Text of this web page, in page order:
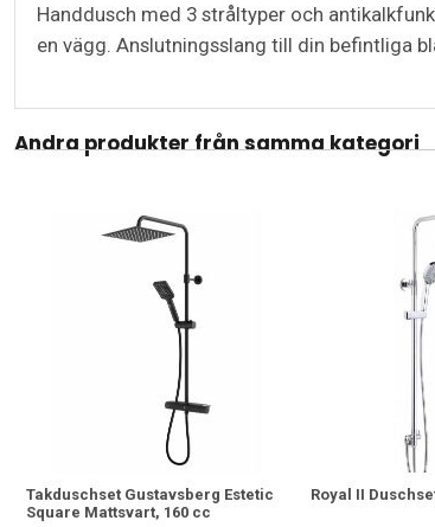
Handdusch med 3 stråltyper och
en vägg. Anslutningsslang till din befintliga
Andra produkter från samma kategori
Takduschset Gustavsberg Estetic
Square Mattsvart, 160 cc
Royal II